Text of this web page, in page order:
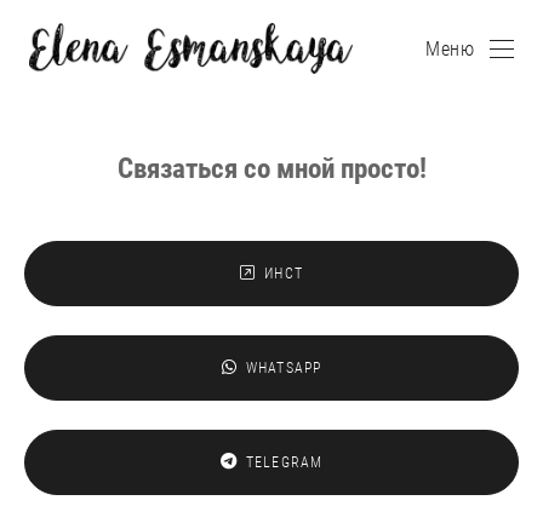
Меню
Связаться со мной просто!
ИНСТ
WHATSAPP
TELEGRAM